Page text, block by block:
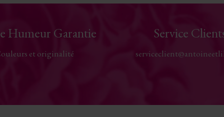
Humeur Garantie
et originalité
Service